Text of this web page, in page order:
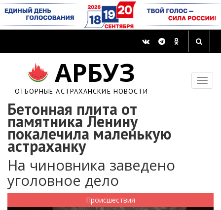
АРБУЗ
ОТБОРНЫЕ АСТРАХАНСКИЕ НОВОСТИ
Бетонная плита от
памятника Ленину
покалечила маленькую
астраханку
На чиновника заведено
уголовное дело
Происшествия